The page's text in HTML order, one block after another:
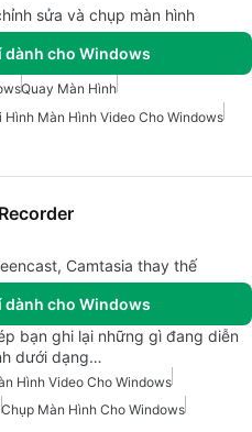
sửa và chụp màn hình
dành cho Windows
Quay Màn Hình
Hình Màn Hình Video Cho Windows
Camtasia thay thế
dành cho Windows
bạn ghi lại những gì đang diễn
dưới dạng…
Hình Video Cho Windows
Chụp Màn Hình Cho Windows